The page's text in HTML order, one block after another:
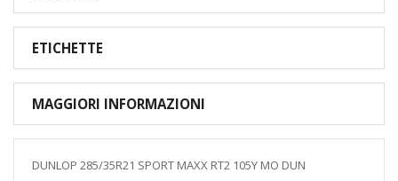
ETICHETTE
MAGGIORI INFORMAZIONI
DUNLOP 285/35R21 SPORT MAXX RT2 105Y MO DUN